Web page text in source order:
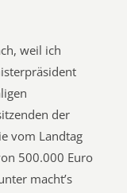
weil ich
der
vom Landtag
500.000 Euro
macht’s